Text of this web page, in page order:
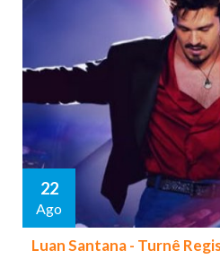
22
Ago
Luan Santana - Turnê